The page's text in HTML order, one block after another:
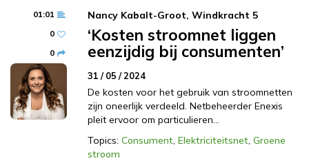
01:01
0
0
Nancy Kabalt-Groot, Windkracht 5
‘Kosten stroomnet liggen
eenzijdig bij consumenten’
31 / 05 / 2024
De kosten voor het gebruik van stroomnetten
zijn oneerlijk verdeeld. Netbeheerder Enexis
pleit ervoor om particulieren…
Topics: Consument, Elektriciteitsnet, Groene
stroom